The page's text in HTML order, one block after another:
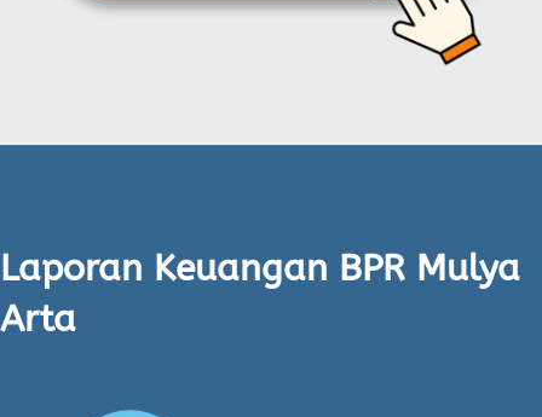
Laporan Keuangan BPR Mulya
Arta